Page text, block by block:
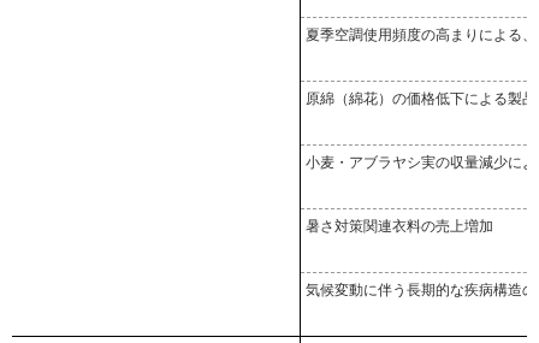
夏季空調使用頻度の高まりによる
原綿（綿花）の価格低下による製
小麦・アブラヤシ実の収量減少に
暑さ対策関連衣料の売上増加
気候変動に伴う長期的な疾病構造